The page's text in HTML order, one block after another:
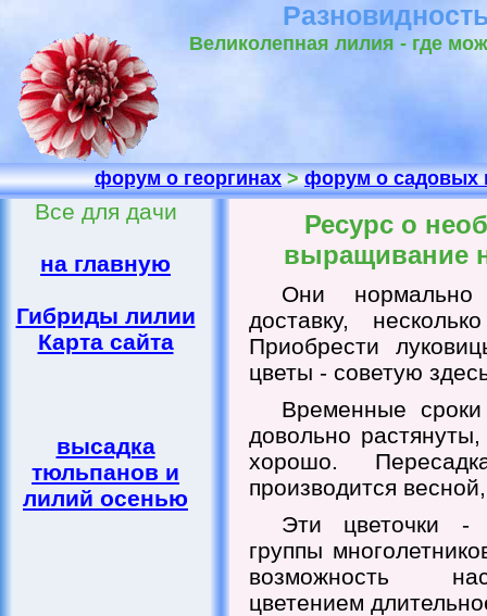
Великолепная лилия - где
форум о георгинах>форум о садовых
Все для дачи
на главную
Гибриды лилии
Карта сайта
высадка
тюльпанов и
лилий осенью
Ресурс о
выращивание
Они нормально
доставку,
Приобрести
цветы - советую
Временные
довольно
хорошо.
производится
Эти цветочки -
группы
возможность
цветением